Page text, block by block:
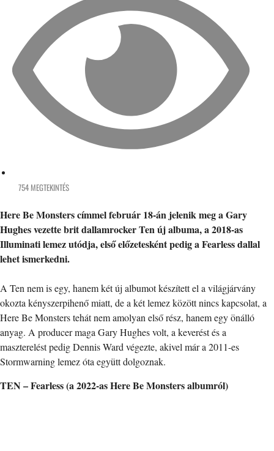
754 MEGTEKINTÉS
Here Be Monsters címmel február 18-án jelenik meg a Gary
Hughes vezette brit dallamrocker Ten új albuma, a 2018-as
Illuminati lemez utódja, első előzetesként pedig a Fearless dallal
lehet ismerkedni.
A Ten nem is egy, hanem két új albumot készített el a világjárvány
okozta kényszerpihenő miatt, de a két lemez között nincs kapcsolat, a
Here Be Monsters tehát nem amolyan első rész, hanem egy önálló
anyag. A producer maga Gary Hughes volt, a keverést és a
maszterelést pedig Dennis Ward végezte, akivel már a 2011-es
Stormwarning lemez óta együtt dolgoznak.
TEN – Fearless (a 2022-as Here Be Monsters albumról)